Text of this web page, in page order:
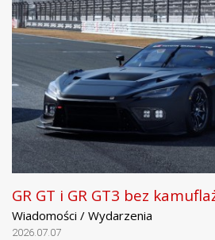
GR GT i GR GT3 bez
Wiadomości / Wydarzenia
2026.07.07